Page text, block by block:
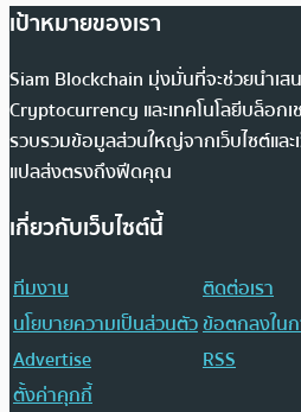
เป้าหมายของเรา
Siam Blockchain มุ่งมั่นที่จะช่วยนำเส
Cryptocurrency และเทคโนโลยีบล็อก
รวบรวมข้อมูลส่วนใหญ่จากเว็บไซต์และ
แปลส่งตรงถึงฟีดคุณ
เกี่ยวกับเว็บไซต์นี้
ทีมงาน
ติดต่อเรา
นโยบายความเป็นส่วนตัวข้อตกลงใน
Advertise
RSS
ตั้งค่าคุกกี้